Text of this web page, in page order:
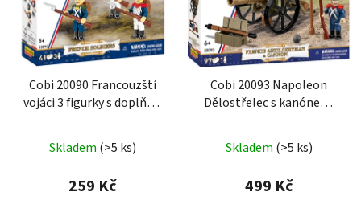
Cobi 20090 Francouzští
vojáci 3 figurky s doplňky,
Skladem (>5 ks)
259 Kč
Cobi 20093 Napoleon
Dělostřelec s kanónem,
Skladem (>5 ks)
499 Kč